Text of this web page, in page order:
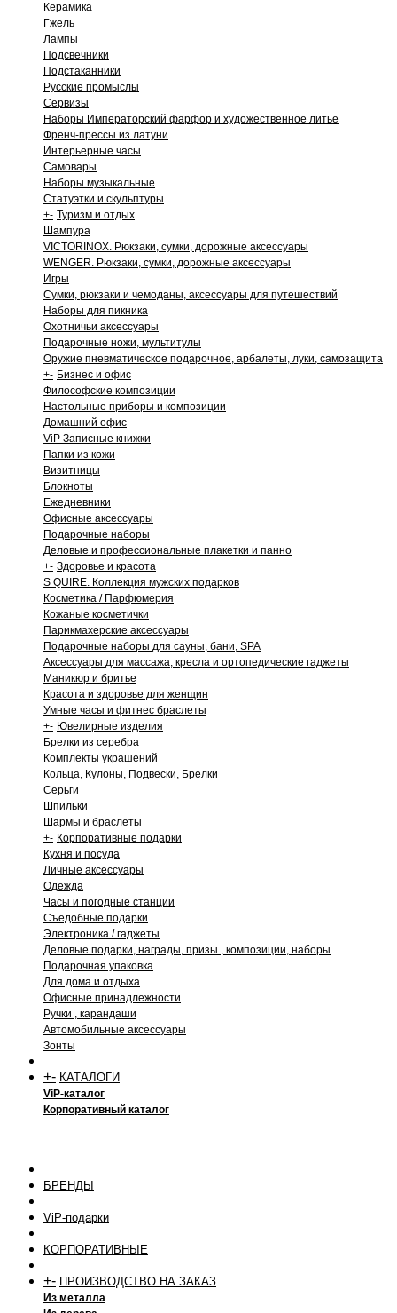
Керамика
Гжель
Лампы
Подсвечники
Подстаканники
Русские промыслы
Сервизы
Наборы Императорский фарфор и художественное литье
Френч-прессы из латуни
Интерьерные часы
Самовары
Наборы музыкальные
Статуэтки и скульптуры
+- Туризм и отдых
Шампура
VICTORINOX. Рюкзаки, сумки, дорожные аксессуары
WENGER. Рюкзаки, сумки, дорожные аксессуары
Игры
Сумки, рюкзаки и чемоданы, аксессуары для путешествий
Наборы для пикника
Охотничьи аксессуары
Подарочные ножи, мультитулы
Оружие пневматическое подарочное, арбалеты, луки, самозащита
+- Бизнес и офис
Философские композиции
Настольные приборы и композиции
Домашний офис
ViP Записные книжки
Папки из кожи
Визитницы
Блокноты
Ежедневники
Офисные аксессуары
Подарочные наборы
Деловые и профессиональные плакетки и панно
+- Здоровье и красота
S QUIRE. Коллекция мужских подарков
Косметика / Парфюмерия
Кожаные косметички
Парикмахерские аксессуары
Подарочные наборы для сауны, бани, SPA
Аксессуары для массажа, кресла и ортопедические гаджеты
Маникюр и бритье
Красота и здоровье для женщин
Умные часы и фитнес браслеты
+- Ювелирные изделия
Брелки из серебра
Комплекты украшений
Кольца, Кулоны, Подвески, Брелки
Серьги
Шпильки
Шармы и браслеты
+- Корпоративные подарки
Кухня и посуда
Личные аксессуары
Одежда
Часы и погодные станции
Съедобные подарки
Электроника / гаджеты
Деловые подарки, награды, призы , композиции, наборы
Подарочная упаковка
Для дома и отдыха
Офисные принадлежности
Ручки , карандаши
Автомобильные аксессуары
Зонты
+- КАТАЛОГИ
ViP-каталог
Корпоративный каталог
БРЕНДЫ
ViP-подарки
КОРПОРАТИВНЫЕ
+- ПРОИЗВОДСТВО НА ЗАКАЗ
Из металла